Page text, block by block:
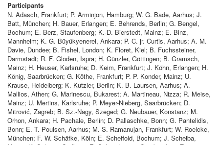
Participants
N. Adasch, Frankfurt; P. Arminjon, Hamburg; W. G. Bade, Aarhus; J.
Batt, München; H. Bauer, Erlangen; E. Behrends, Berlin; G. Bengel,
Bochum; E. Berz, Staufenberg; K.-D. Bierstedt, Mainz; E. Binz,
Mannheim; K. G. Büyükyenerel, Ankara; P. C. jr. Curtis, Aarhus; A. M.
Davie, Dundee; B. Fishel, London; K. Floret, Kiel; B. Fuchssteiner,
Darmstadt; R. F. Gloden, Ispra; H. Günzler, Göttingen; B. Gramsch,
Mainz; H. Heuser, Karlsruhe; D. Keim, Frankfurt; J. Köhn, Erlangen; H.
König, Saarbrücken; G. Köthe, Frankfurt; P. P. Konder, Mainz; U.
Krause, Heidelberg; K. Kutzler, Berlin; K. B. Laursen, Aarhus; A.
Mallios, Athen; G. Marinescu, Bukarest; A. Martineau, Nizza; R. Meise,
Mainz; U. Mertins, Karlsruhe; P. Meyer-Nieberg, Saarbrücken; D.
Mitrović, Zagreb; B. Sz.-Nagy, Szeged; G. Neubauer, Konstanz; M.
Orhon, Ankara; H. Pachale, Berlin; D. Pallaschke, Bonn; G. Pantelidis,
Bonn; E. T. Poulsen, Aarhus; M. S. Ramanujan, Frankfurt; W. Roelcke,
München; F. W. Schäfke, Köln; E. Scheffold, Bochum; J. Scheiba,